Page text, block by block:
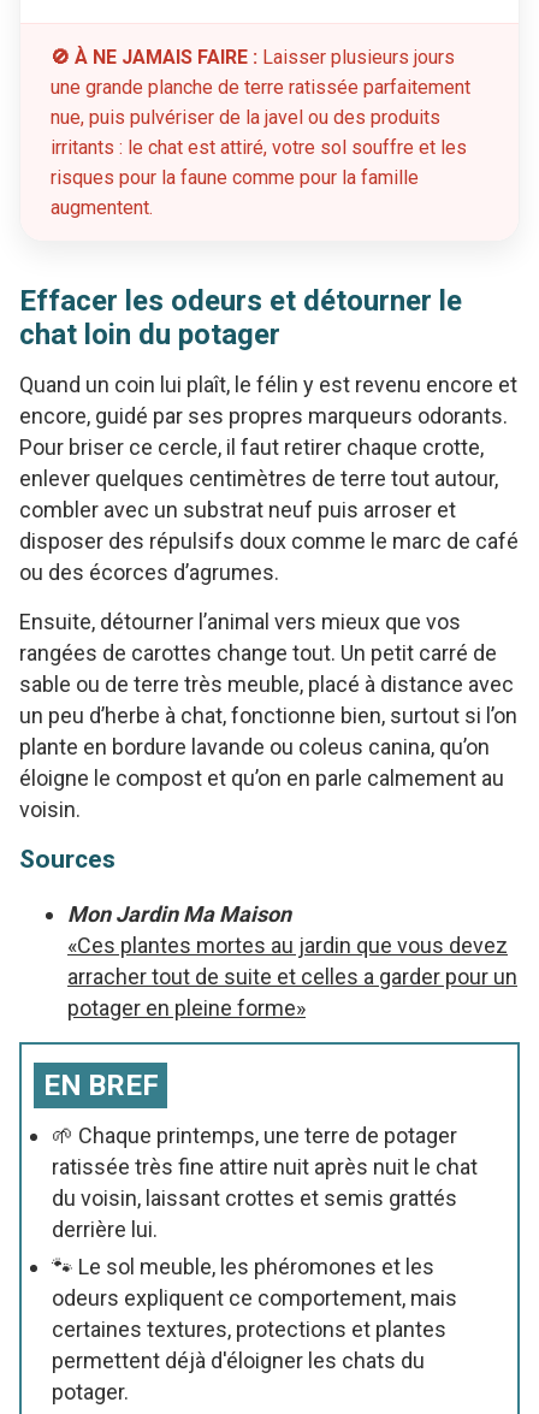
🚫 À NE JAMAIS FAIRE : Laisser plusieurs jours
une grande planche de terre ratissée parfaitement
nue, puis pulvériser de la javel ou des produits
irritants : le chat est attiré, votre sol souffre et les
risques pour la faune comme pour la famille
augmentent.
Effacer les odeurs et détourner le
chat loin du potager
Quand un coin lui plaît, le félin y est revenu encore et
encore, guidé par ses propres marqueurs odorants.
Pour briser ce cercle, il faut retirer chaque crotte,
enlever quelques centimètres de terre tout autour,
combler avec un substrat neuf puis arroser et
disposer des répulsifs doux comme le marc de café
ou des écorces d’agrumes.
Ensuite, détourner l’animal vers mieux que vos
rangées de carottes change tout. Un petit carré de
sable ou de terre très meuble, placé à distance avec
un peu d’herbe à chat, fonctionne bien, surtout si l’on
plante en bordure lavande ou coleus canina, qu’on
éloigne le compost et qu’on en parle calmement au
voisin.
Sources
Mon Jardin Ma Maison
«Ces plantes mortes au jardin que vous devez
arracher tout de suite et celles a garder pour un
potager en pleine forme»
EN BREF
🌱 Chaque printemps, une terre de potager
ratissée très fine attire nuit après nuit le chat
du voisin, laissant crottes et semis grattés
derrière lui.
🐾 Le sol meuble, les phéromones et les
odeurs expliquent ce comportement, mais
certaines textures, protections et plantes
permettent déjà d'éloigner les chats du
potager.